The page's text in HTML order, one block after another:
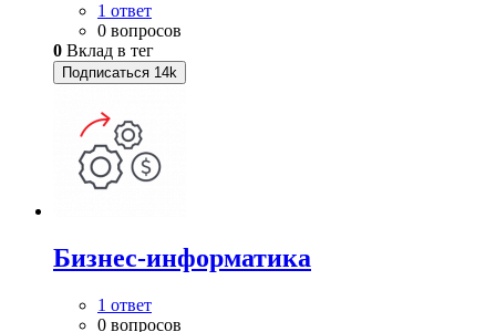
1 ответ
0 вопросов
0 Вклад в тег
Подписаться 14k
Бизнес-информатика
1 ответ
0 вопросов